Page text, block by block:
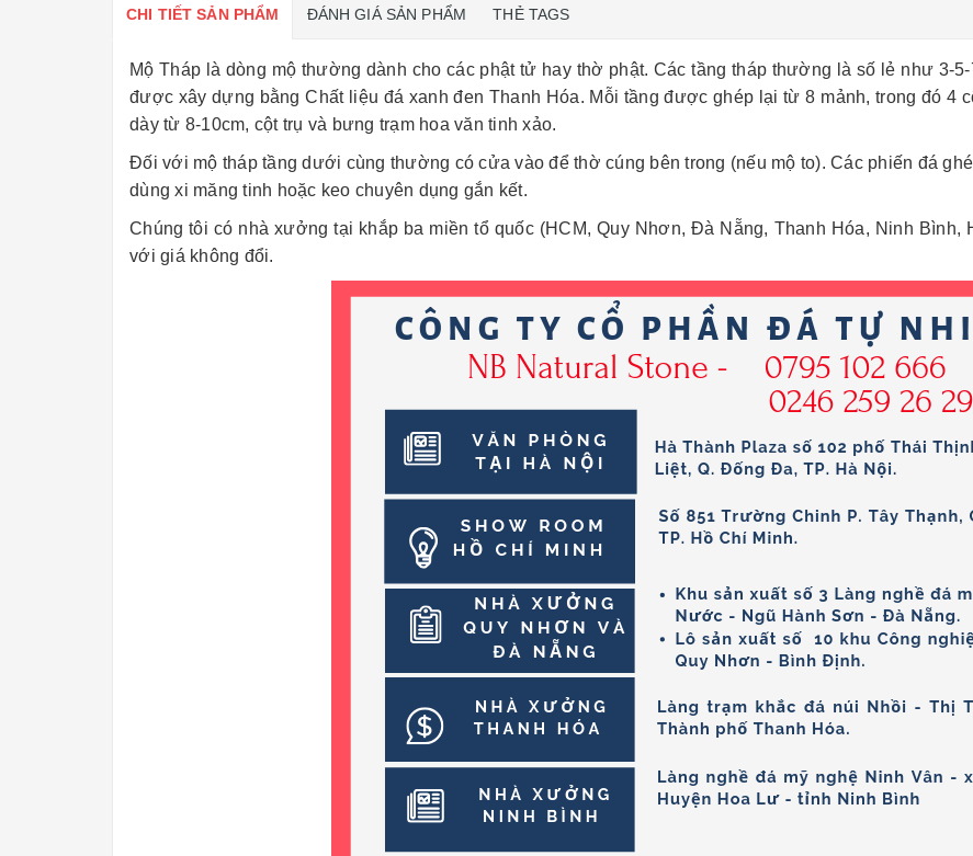
CHI TIẾT SẢN PHẨM ĐÁNH GIÁ SẢN PHẨM THẺ TAGS
Mộ Tháp là dòng mộ thường dành cho các phật tử hay thờ phật. Các tầng tháp thường là số lẻ như 3-
được xây dựng bằng Chất liệu đá xanh đen Thanh Hóa. Mỗi tầng được ghép lại từ 8 mảnh, trong đó 4
dày từ 8-10cm, cột trụ và bưng trạm hoa văn tinh xảo.
Đối với mộ tháp tầng dưới cùng thường có cửa vào để thờ cúng bên trong (nếu mộ to). Các phiến đá
dùng xi măng tinh hoặc keo chuyên dụng gắn kết.
Chúng tôi có nhà xưởng tại khắp ba miền tổ quốc (HCM, Quy Nhơn, Đà Nẵng, Thanh Hóa, Ninh Bình,
với giá không đổi.